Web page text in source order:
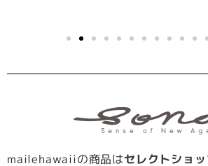
mailehawaiiの商品はセレクトショ